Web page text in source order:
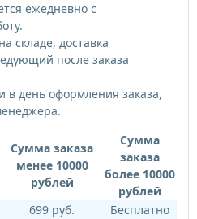
ежедневно с
складе, доставка
после заказа
в день оформления заказа,
Сумма заказа
менее 10000
рублей
Сумма
заказа
более 10000
рублей
699 руб.
Бесплатно